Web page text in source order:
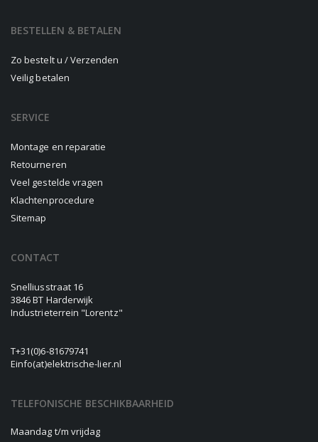
BESTELLEN & BETALEN
Zo bestelt u / Verzenden
Veilig betalen
SERVICE
Montage en reparatie
Retourneren
Veel gestelde vragen
Klachtenprocedure
Sitemap
CONTACT
Snelliusstraat 16
3846 BT Harderwijk
Industrieterrein "Lorentz"
T+31(0)6-81679741
Einfo(at)elektrische-lier.nl
TELEFONISCHE BESCHIKBAARHEID
Maandag t/m vrijdag